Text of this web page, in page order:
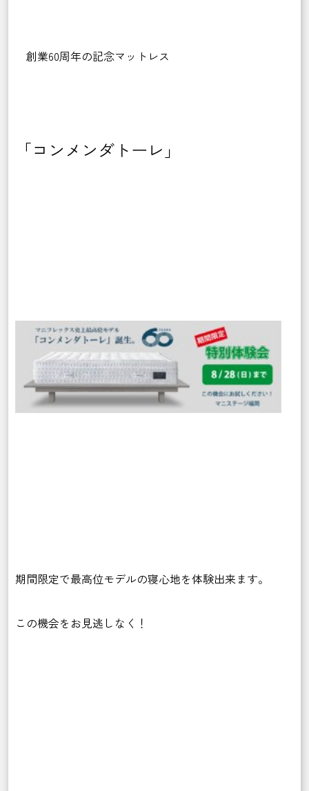
創業60周年の記念マットレス
「コンメンダトーレ」
期間限定で最高位モデルの寝心地を体験出来ます。
この機会をお見逃しなく！